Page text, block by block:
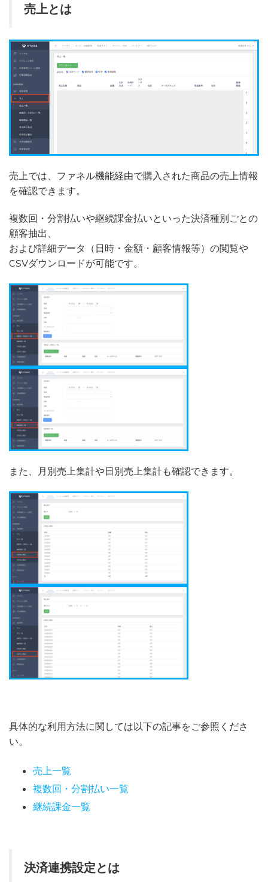
売上とは
売上では、ファネル機能経由で購入された商品の売上情報
を確認できます。
複数回・分割払いや継続課金払いといった決済種別ごとの
顧客抽出、
および詳細データ（日時・金額・顧客情報等）の閲覧や
CSVダウンロードが可能です。
また、月別売上集計や日別売上集計も確認できます。
具体的な利用方法に関しては以下の記事をご参照くださ
い。
売上一覧
複数回・分割払い一覧
継続課金一覧
決済連携設定とは